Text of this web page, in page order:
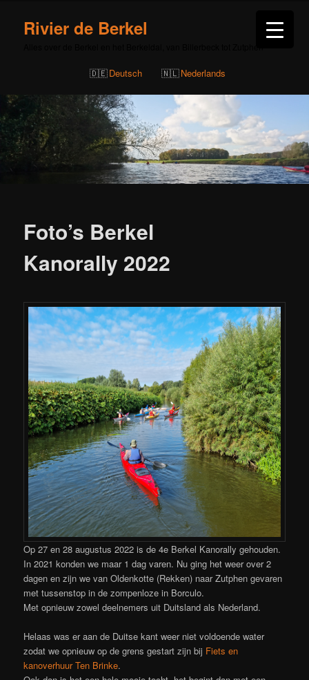
Rivier de Berkel
Deutsch Nederlands
Foto’s Berkel
Kanorally 2022
Op 27 en 28 augustus 2022 is de 4e Berkel Kanorally gehouden.
In 2021 konden we maar 1 dag varen. Nu ging het weer over 2
dagen en zijn we van Oldenkotte (Rekken) naar Zutphen gevaren
met tussenstop in de zompenloze in Borculo.
Met opnieuw zowel deelnemers uit Duitsland als Nederland.
Helaas was er aan de Duitse kant weer niet voldoende water
zodat we opnieuw op de grens gestart zijn bij Fiets en
kanoverhuur Ten Brinke.